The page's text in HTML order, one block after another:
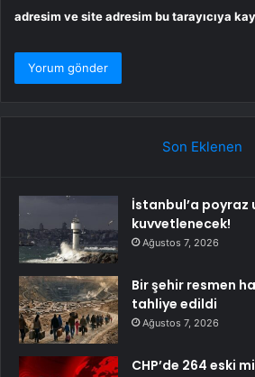
adresim ve site adresim bu tarayıcıya
Son Eklenen
İstanbul’a poyraz
kuvvetlenecek!
Ağustos 7, 2026
Bir şehir resmen
tahliye edildi
Ağustos 7, 2026
CHP’de 264 eski